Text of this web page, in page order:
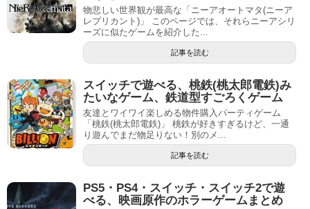
物悲しい世界観が最高な「ニーアオートマタ(ニーア
レプリカント)」 このページでは、それらニーアシリ
ーズに似たゲームを紹介した...
記事を読む
スイッチで遊べる、桃鉄(桃太郎電鉄)み
たいなゲーム、鉄道型すごろくゲーム
友達とワイワイ楽しめる物件購入パーティゲーム
「桃鉄(桃太郎電鉄)」 桃鉄が好きすぎるけど、一通
り遊んでまだ物足りない！別のメ...
記事を読む
PS5・PS4・スイッチ・スイッチ2で遊
べる、映画原作のホラーゲームまとめ